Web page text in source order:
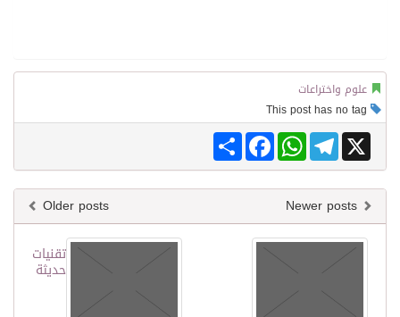
علوم واختراعات
Share
FacebookWhatsAppTelegram X
Older posts
تقنيات
حديثة